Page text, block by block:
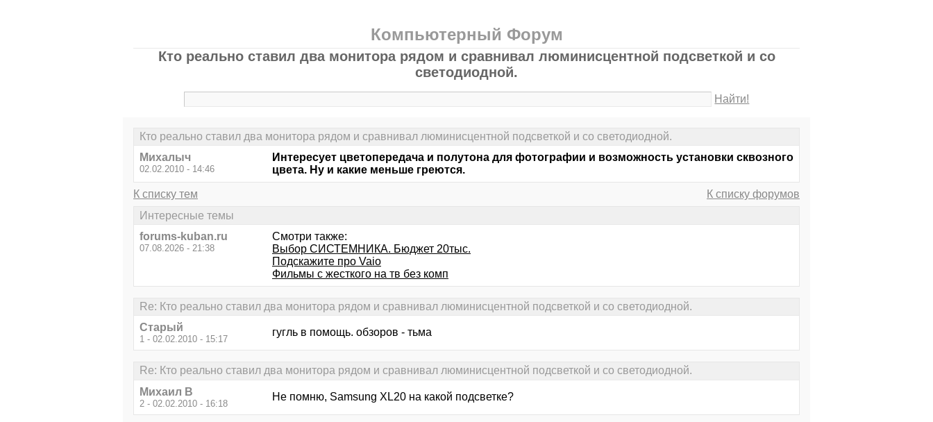
Компьютерный Форум
Кто реально ставил два монитора рядом и сравнивал люминисцентной подсветкой и со
светодиодной.
Найти!
Кто реально ставил два монитора рядом и сравнивал люминисцентной подсветкой и со светодиодной.
Михалыч
02.02.2010 - 14:46
Интересует цветопередача и полутона для фотографии и возможность установки сквозного
цвета. Ну и какие меньше греются.
К списку тем
К списку форумов
Интересные темы
forums-kuban.ru
07.08.2026 - 21:38
Смотри также:
Выбор СИСТЕМНИКА. Бюджет 20тыс.
Подскажите про Vaio
Фильмы с жесткого на тв без комп
Re: Кто реально ставил два монитора рядом и сравнивал люминисцентной подсветкой и со светодиодной.
Старый
1 - 02.02.2010 - 15:17
гугль в помощь. обзоров - тьма
Re: Кто реально ставил два монитора рядом и сравнивал люминисцентной подсветкой и со светодиодной.
Михаил В
2 - 02.02.2010 - 16:18
Не помню, Samsung XL20 на какой подсветке?